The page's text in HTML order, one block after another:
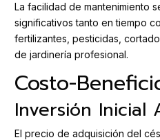
La facilidad de mantenimiento
significativos tanto en tiempo
fertilizantes, pesticidas,
de jardinería profesional.
Costo-
Inversión Inicial
El precio de adquisición del